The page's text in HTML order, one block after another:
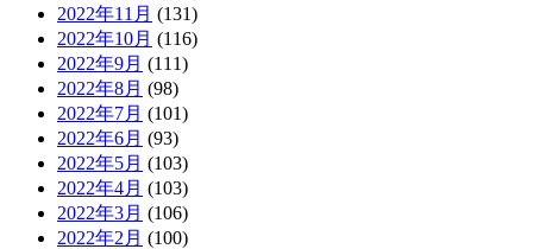
2022年11月 (131)
2022年10月 (116)
2022年9月 (111)
2022年8月 (98)
2022年7月 (101)
2022年6月 (93)
2022年5月 (103)
2022年4月 (103)
2022年3月 (106)
2022年2月 (100)